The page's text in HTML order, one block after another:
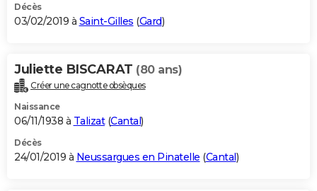
Décès
03/02/2019 à Saint-Gilles (Gard)
Juliette BISCARAT (80 ans)
Créer une cagnotte obsèques
Naissance
06/11/1938 à Talizat(Cantal )
Décès
24/01/2019 à Neussargues en Pinatelle (Cantal )